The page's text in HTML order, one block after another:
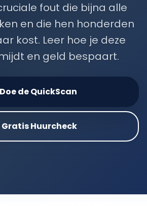
fout die bijna alle
en die hen honderden
kost. Leer hoe je deze
en geld bespaart.
Doe de QuickScan
Gratis Huurcheck